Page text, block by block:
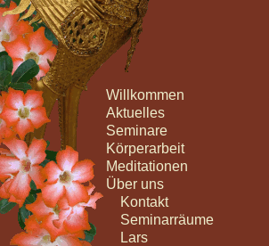
Willkommen
Aktuelles
Seminare
Körperarbeit
Meditationen
Über uns
Kontakt
Seminarräume
Lars